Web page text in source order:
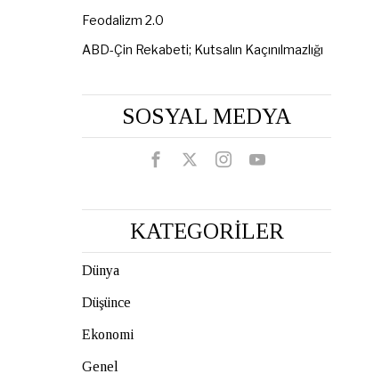
Feodalizm 2.0
ABD-Çin Rekabeti; Kutsalın Kaçınılmazlığı
SOSYAL MEDYA
KATEGORİLER
Dünya
Düşünce
Ekonomi
Genel